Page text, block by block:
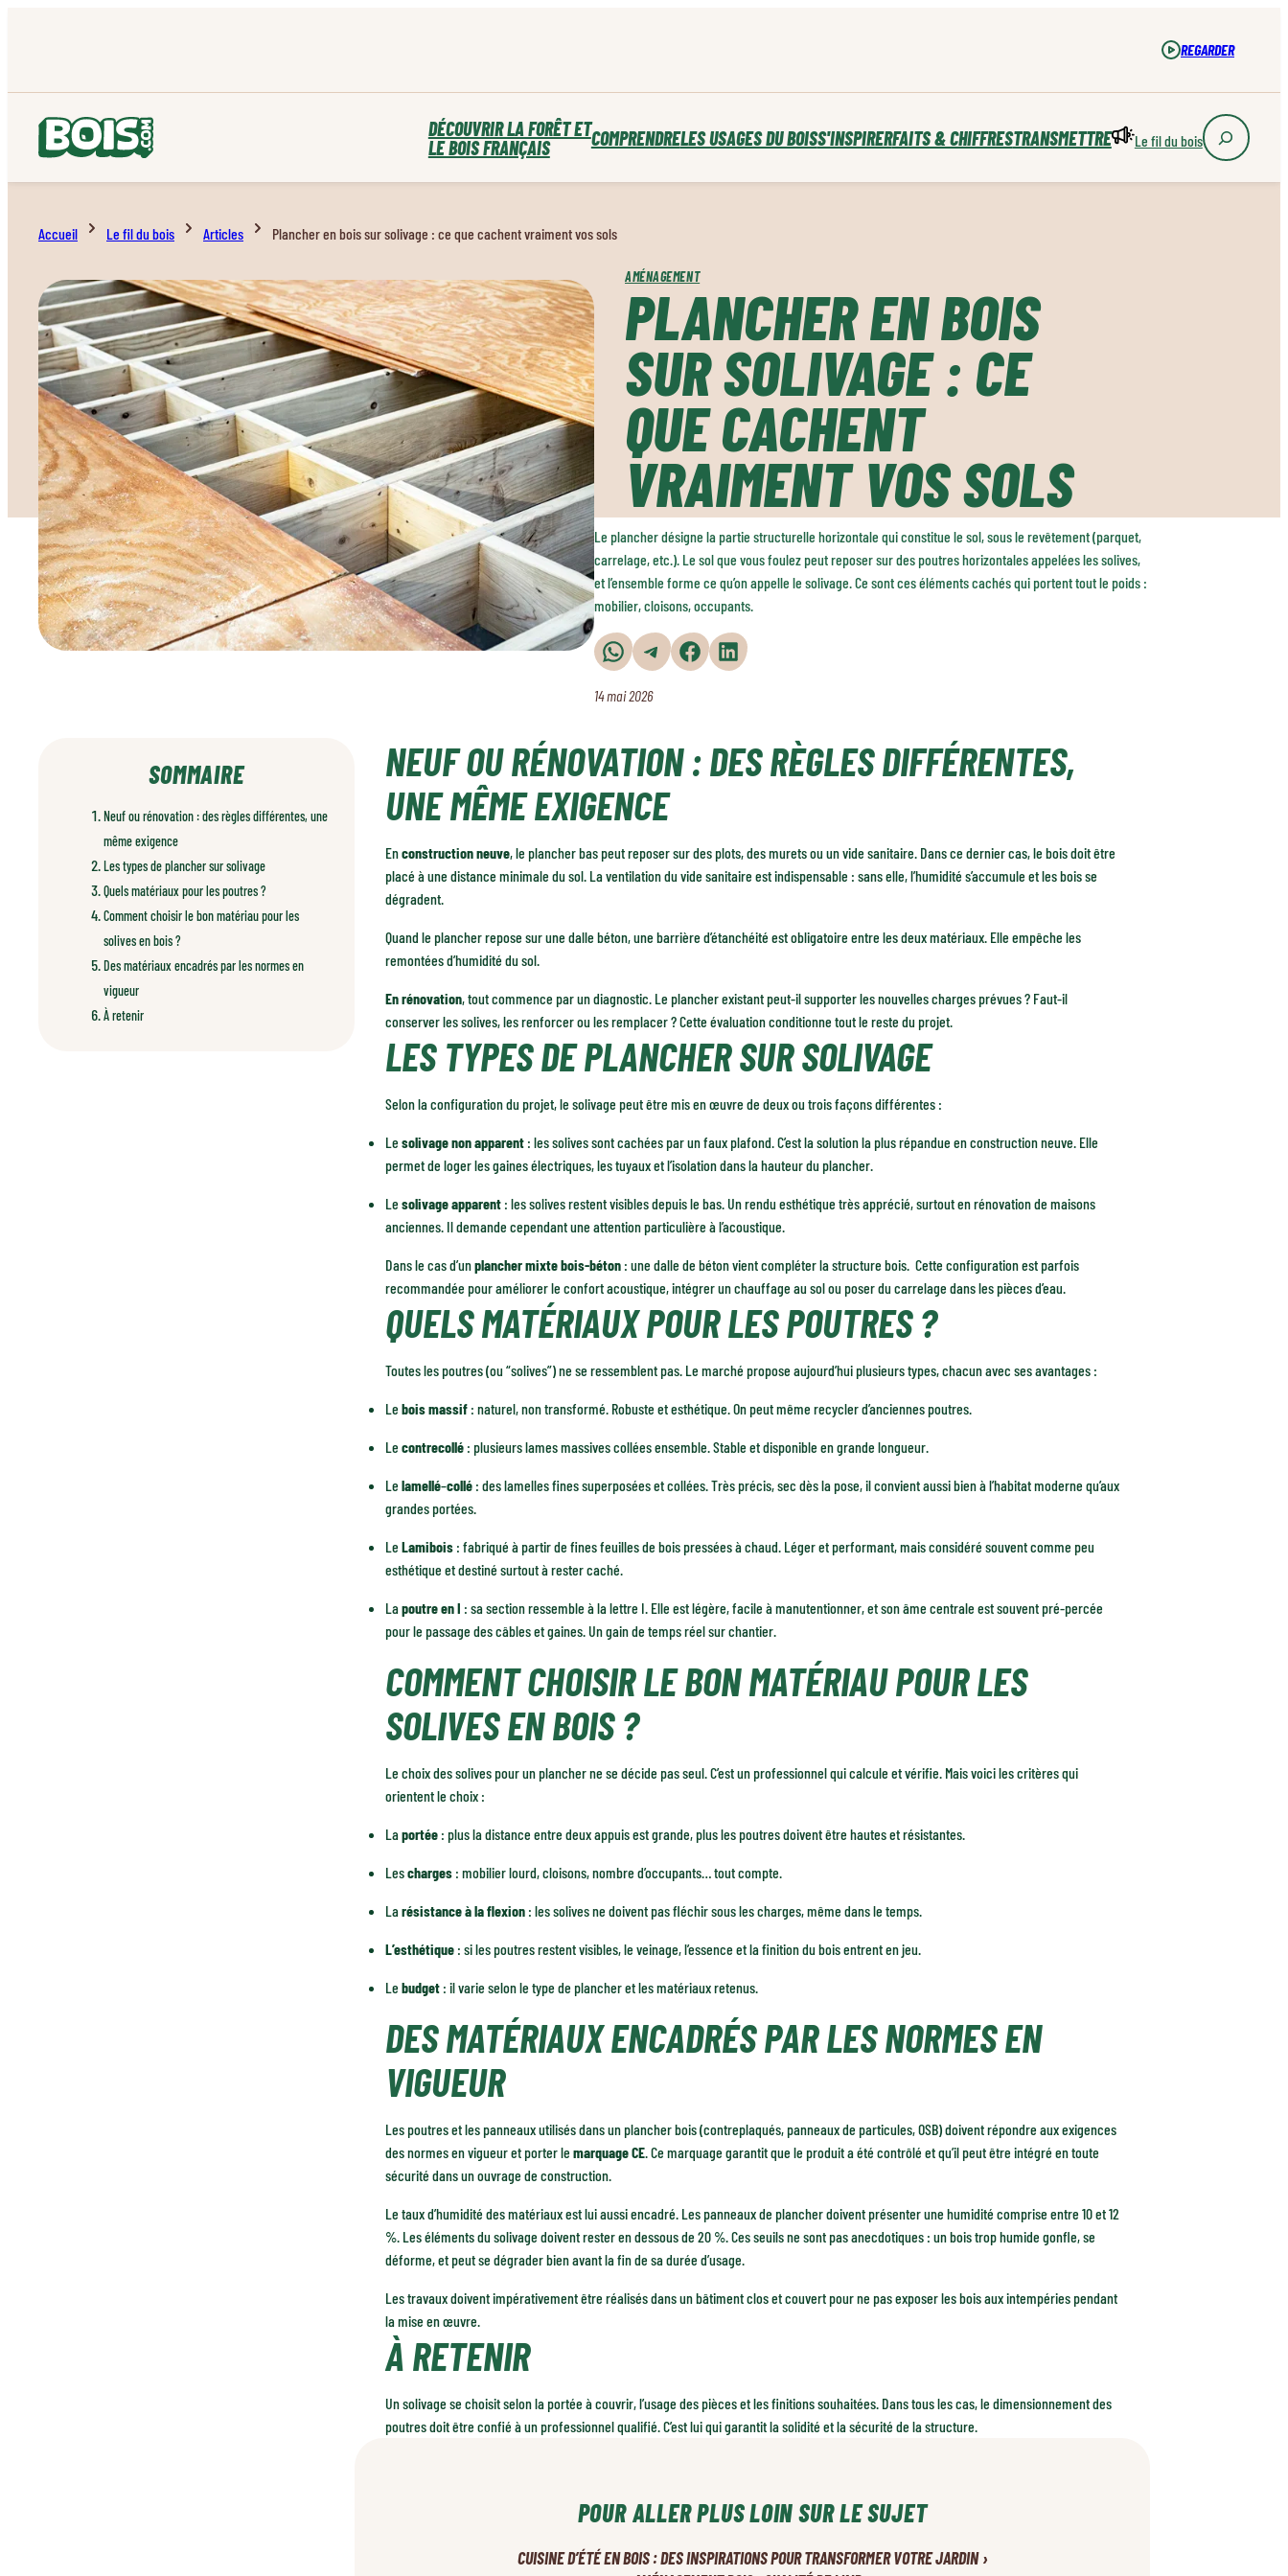
REGARDER
DÉCOUVRIR LA FORÊT ET
LE BOIS FRANÇAIS
COMPRENDRELES USAGES DU BOISS'INSPIRERFAITS & CHIFFRESTRANSMETTRE Le fil du bois
Accueil Le fil du bois Articles Plancher en bois sur solivage : ce que cachent vraiment vos sols
AMÉNAGEMENT
PLANCHER EN BOIS
SUR SOLIVAGE : CE
QUE CACHENT
VRAIMENT VOS SOLS
Le plancher désigne la partie structurelle horizontale qui constitue le sol, sous le revêtement (parquet,
carrelage, etc.). Le sol que vous foulez peut reposer sur des poutres horizontales appelées les solives,
et l’ensemble forme ce qu’on appelle le solivage. Ce sont ces éléments cachés qui portent tout le poids :
mobilier, cloisons, occupants.
Partager sur WhatsApp Partager sur Telegram Partager sur Facebook Partager sur LinkedIn
14 mai 2026
SOMMAIRE
Neuf ou rénovation : des règles différentes, une
même exigence
Les types de plancher sur solivage
Quels matériaux pour les poutres ?
Comment choisir le bon matériau pour les
solives en bois ?
Des matériaux encadrés par les normes en
vigueur
À retenir
NEUF OU RÉNOVATION : DES RÈGLES DIFFÉRENTES,
UNE MÊME EXIGENCE
Enconstruction neuve, le plancher bas peut reposer sur des plots, des murets ou un vide sanitaire. Dans ce dernier cas, le bois doit être
placé à une distance minimale du sol. La ventilation du vide sanitaire est indispensable : sans elle, l’humidité s’accumule et les bois se
dégradent.
Quand le plancher repose sur une dalle béton, une barrière d’étanchéité est obligatoire entre les deux matériaux. Elle empêche les
remontées d’humidité du sol.
En rénovation, tout commence par un diagnostic. Le plancher existant peut-il supporter les nouvelles charges prévues ? Faut-il
conserver les solives, les renforcer ou les remplacer ? Cette évaluation conditionne tout le reste du projet.
LES TYPES DE PLANCHER SUR SOLIVAGE
Selon la configuration du projet, le solivage peut être mis en œuvre de deux ou trois façons différentes :
Le solivage non apparent : les solives sont cachées par un faux plafond. C’est la solution la plus répandue en construction neuve. Elle
permet de loger les gaines électriques, les tuyaux et l’isolation dans la hauteur du plancher.
Le solivage apparent : les solives restent visibles depuis le bas. Un rendu esthétique très apprécié, surtout en rénovation de maisons
anciennes. Il demande cependant une attention particulière à l’acoustique.
Dans le cas d’unplancher mixte bois-béton : une dalle de béton vient compléter la structure bois. Cette configuration est parfois
recommandée pour améliorer le confort acoustique, intégrer un chauffage au sol ou poser du carrelage dans les pièces d’eau.
QUELS MATÉRIAUX POUR LES POUTRES ?
Toutes les poutres (ou “solives”) ne se ressemblent pas. Le marché propose aujourd’hui plusieurs types, chacun avec ses avantages :
Le bois massif : naturel, non transformé. Robuste et esthétique. On peut même recycler d’anciennes poutres.
Le contrecollé : plusieurs lames massives collées ensemble. Stable et disponible en grande longueur.
Le lamellé–collé : des lamelles fines superposées et collées. Très précis, sec dès la pose, il convient aussi bien à l’habitat moderne qu’aux
grandes portées.
Le Lamibois : fabriqué à partir de fines feuilles de bois pressées à chaud. Léger et performant, mais considéré souvent comme peu
esthétique et destiné surtout à rester caché.
Lapoutre en I : sa section ressemble à la lettre I. Elle est légère, facile à manutentionner, et son âme centrale est souvent pré-percée
pour le passage des câbles et gaines. Un gain de temps réel sur chantier.
COMMENT CHOISIR LE BON MATÉRIAU POUR LES
SOLIVES EN BOIS ?
Le choix des solives pour un plancher ne se décide pas seul. C’est un professionnel qui calcule et vérifie. Mais voici les critères qui
orientent le choix :
Laportée : plus la distance entre deux appuis est grande, plus les poutres doivent être hautes et résistantes.
Lescharges : mobilier lourd, cloisons, nombre d’occupants… tout compte.
Larésistance à la flexion : les solives ne doivent pas fléchir sous les charges, même dans le temps.
L’esthétique : si les poutres restent visibles, le veinage, l’essence et la finition du bois entrent en jeu.
Le budget : il varie selon le type de plancher et les matériaux retenus.
DES MATÉRIAUX ENCADRÉS PAR LES NORMES EN
VIGUEUR
Les poutres et les panneaux utilisés dans un plancher bois (contreplaqués, panneaux de particules, OSB) doivent répondre aux exigences
des normes en vigueur et porter le marquage CE. Ce marquage garantit que le produit a été contrôlé et qu’il peut être intégré en toute
sécurité dans un ouvrage de construction.
Le taux d’humidité des matériaux est lui aussi encadré. Les panneaux de plancher doivent présenter une humidité comprise entre 10 et 12
%. Les éléments du solivage doivent rester en dessous de 20 %. Ces seuils ne sont pas anecdotiques : un bois trop humide gonfle, se
déforme, et peut se dégrader bien avant la fin de sa durée d’usage.
Les travaux doivent impérativement être réalisés dans un bâtiment clos et couvert pour ne pas exposer les bois aux intempéries pendant
la mise en œuvre.
À RETENIR
Un solivage se choisit selon la portée à couvrir, l’usage des pièces et les finitions souhaitées. Dans tous les cas, le dimensionnement des
poutres doit être confié à un professionnel qualifié. C’est lui qui garantit la solidité et la sécurité de la structure.
POUR ALLER PLUS LOIN SUR LE SUJET
CUISINE D’ÉTÉ EN BOIS : DES INSPIRATIONS POUR TRANSFORMER VOTRE JARDIN›